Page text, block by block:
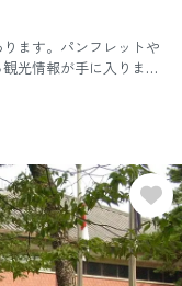
ます。パンフレットや
光情報が手に入りま